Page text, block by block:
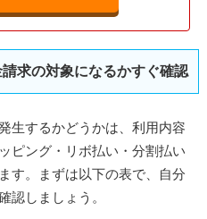
求の対象になるかすぐ確認
生するかどうかは、利用内容
ピング・リボ払い・分割払い
す。まずは以下の表で、自分
認しましょう。